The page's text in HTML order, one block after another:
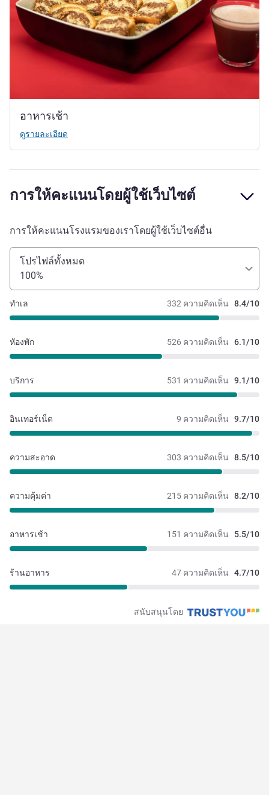
อาหารเช้า
ดูรายละเอียด
การให้คะแนนโดยผู้ใช้เว็บไซต์
การให้คะแนนโรงแรมของเราโดยผู้ใช้เว็บไซต์อื่น
โปรไฟล์ทั้งหมด
100%
332 ความคิดเห็น 8.4/10
ทำเล
526 ความคิดเห็น 6.1/10
หัองพัก
531 ความคิดเห็น 9.1/10
บริการ
9 ความคิดเห็น 9.7/10
อินเทอร์เน็ต
303 ความคิดเห็น 8.5/10
ความสะอาด
215 ความคิดเห็น 8.2/10
ความคุ้มค่า
151 ความคิดเห็น 5.5/10
อาหารเช้า
47 ความคิดเห็น 4.7/10
ร้านอาหาร
สนับสนุนโดย